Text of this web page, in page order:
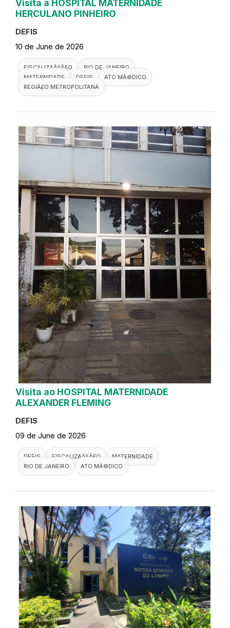
Visita a HOSPITAL MATERNIDADE
HERCULANO PINHEIRO
DEFIS
10 de June de 2026
FISCALIZAÃ§Ã£O
RIO DE JANEIRO
MATERNIDADE
DEFIS
ATO MÃ©DICO
REGIÃ£O METROPOLITANA
Visita ao HOSPITAL MATERNIDADE
ALEXANDER FLEMING
DEFIS
09 de June de 2026
DEFIS FISCALIZAÃ§Ã£O
MATERNIDADE
RIO DE JANEIRO
ATO MÃ©DICO